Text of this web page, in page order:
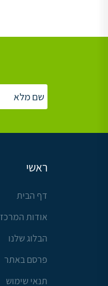
ראשי
דף הבית
אודות המרכז
הבלוג שלנו
פרסם באתר
תנאי שימוש